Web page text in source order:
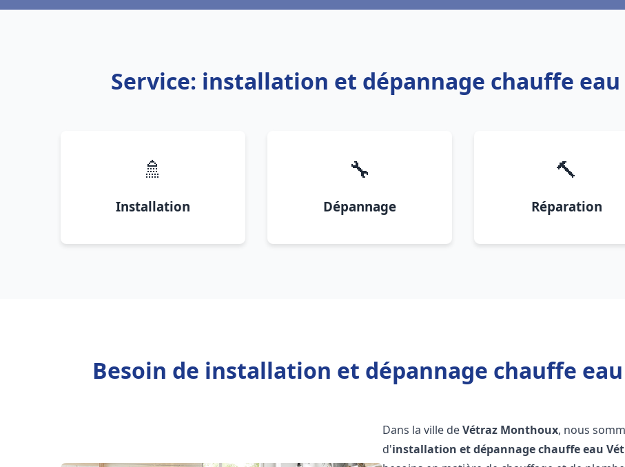
Service: installation et dépannage chauffe
🚿
Installation
🔧
Dépannage
🔨
Réparation
Besoin de installation et dépannage chauffe
Dans la ville deVétraz Monthoux, nous
d'installation et dépannage chauffe eau